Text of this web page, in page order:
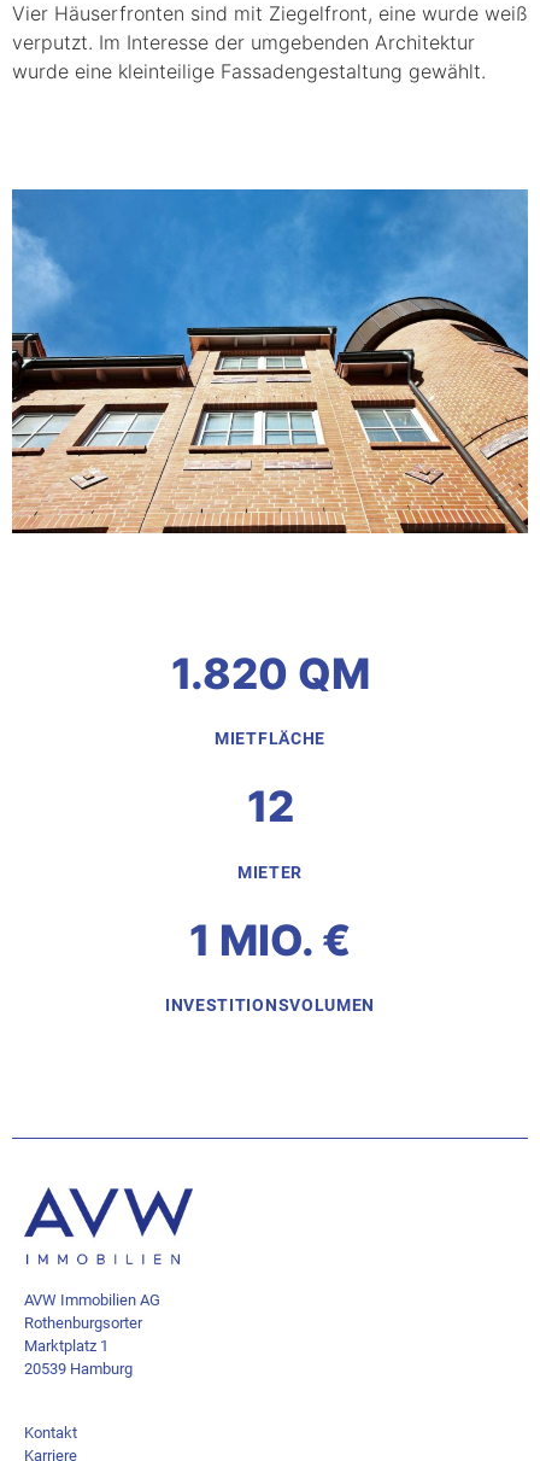
Vier Häuserfronten sind mit Ziegelfront, eine wurde weiß
verputzt. Im Interesse der umgebenden Architektur
wurde eine kleinteilige Fassadengestaltung gewählt.
1.820 QM
MIETFLÄCHE
12
MIETER
1 MIO. €
INVESTITIONSVOLUMEN
AVW Immobilien AG
Rothenburgsorter
Marktplatz 1
20539 Hamburg
Kontakt
Karriere